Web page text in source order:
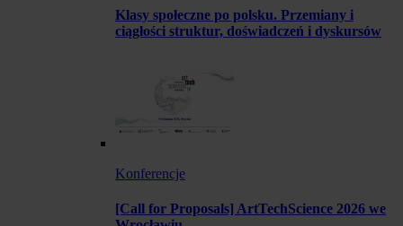
Klasy społeczne po polsku. Przemiany i
ciągłości struktur, doświadczeń i dyskursów
Konferencje
[Call for Proposals] ArtTechScience 2026 we